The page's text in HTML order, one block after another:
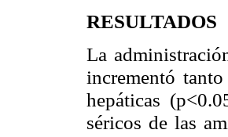
RESULTADOS
La
incrementó
hepáticas
séricos de las